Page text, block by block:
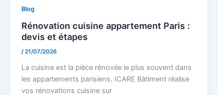
Blog
Rénovation cuisine appartement Paris :
devis et étapes
/21/07/2026
La cuisine est la pièce rénovée le plus souvent dans
les appartements parisiens. ICARE Bâtiment réalise
vos rénovations cuisine sur